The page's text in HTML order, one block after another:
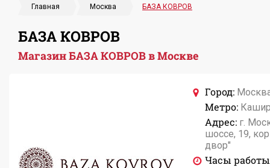
Главная Москва БАЗА КОВРОВ
БАЗА КОВРОВ
Магазин БАЗА КОВРОВ в Москве
Город:
Метро:
Адрес: г.
шоссе, 19,
двор"
Часы